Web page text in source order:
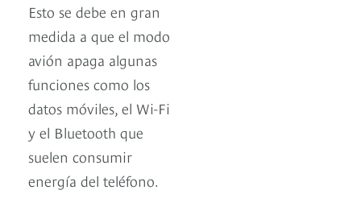
Esto se debe en gran
medida a que el modo
avión apaga algunas
funciones como los
datos móviles, el Wi-Fi
y el Bluetooth que
suelen consumir
energía del teléfono.